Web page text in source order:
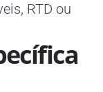
RTD ou